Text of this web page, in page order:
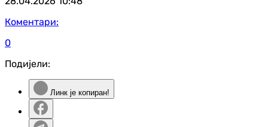
Коментари:
0
Подијели:
Линк је копиран!